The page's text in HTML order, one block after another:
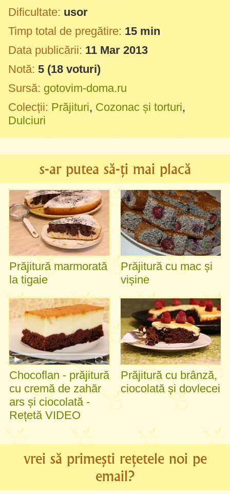
Dificultate: usor
Timp total de pregătire: 15 min
Data publicării: 11 Mar 2013
Notă: 5 (18 voturi)
Sursă: gotovim-doma.ru
Colecții: Prăjituri, Cozonac și torturi,
Dulciuri
s-ar putea să-ți mai placă
Prăjitură marmorată
la tigaie
Prăjitură cu mac și
vișine
Chocoflan - prăjitură
cu cremă de zahăr
ars și ciocolată -
Rețetă VIDEO
Prăjitură cu brânză,
ciocolată și dovlecei
vrei să primești rețetele noi pe
email?